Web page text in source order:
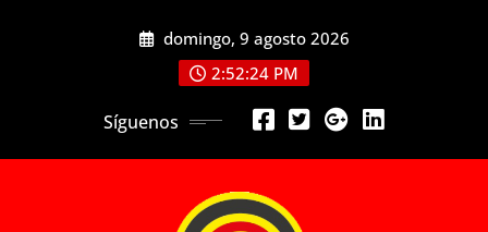
domingo, 9 agosto 2026
2:52:26 PM
Síguenos